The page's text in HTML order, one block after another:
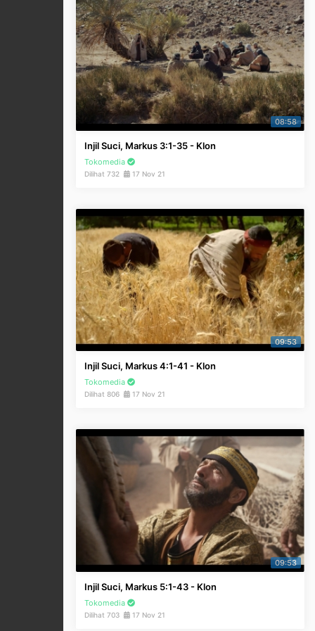
08:58
Injil Suci, Markus 3:1-35 - Klon
Tokomedia
Dilihat 732 17 Nov 21
09:53
Injil Suci, Markus 4:1-41 - Klon
Tokomedia
Dilihat 806 17 Nov 21
09:53
Injil Suci, Markus 5:1-43 - Klon
Tokomedia
Dilihat 703 17 Nov 21